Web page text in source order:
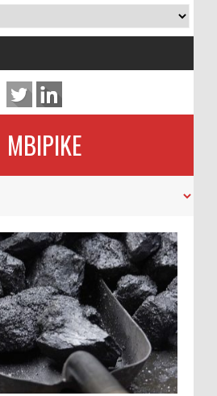
MBIPIKE